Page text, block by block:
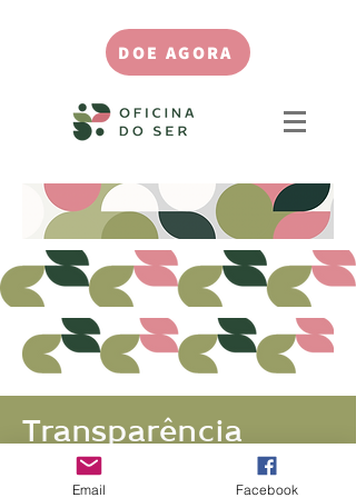
DOE AGORA
Transparência
Email Facebook